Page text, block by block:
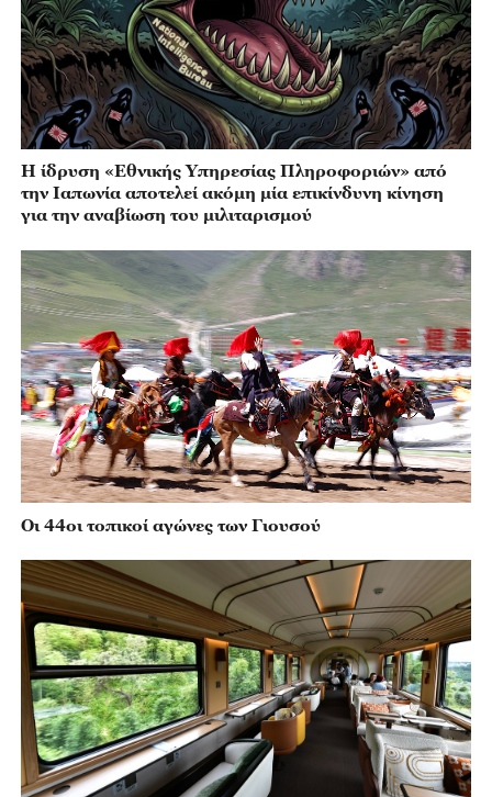
Η ίδρυση «Εθνικής Υπηρεσίας Πληροφοριών» από
την Ιαπωνία αποτελεί ακόμη μία επικίνδυνη κίνηση
για την αναβίωση του μιλιταρισμού
Οι 44οι τοπικοί αγώνες των Γιουσού